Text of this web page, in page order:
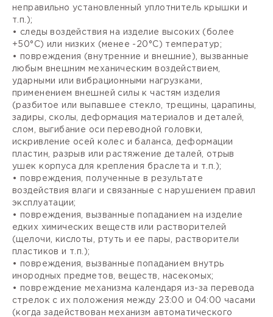
неправильно установленный уплотнитель крышки и
т.п.);
• следы воздействия на изделие высоких (более
+50°С) или низких (менее -20°С) температур;
• повреждения (внутренние и внешние), вызванные
любым внешним механическим воздействием,
ударными или вибрационными нагрузками,
применением внешней силы к частям изделия
(разбитое или выпавшее стекло, трещины, царапины,
задиры, сколы, деформация материалов и деталей,
слом, выгибание оси переводной головки,
искривление осей колес и баланса, деформации
пластин, разрыв или растяжение деталей, отрыв
ушек корпуса для крепления браслета и т.п.);
• повреждения, полученные в результате
воздействия влаги и связанные с нарушением правил
эксплуатации;
• повреждения, вызванные попаданием на изделие
едких химических веществ или растворителей
(щелочи, кислоты, ртуть и ее пары, растворители
пластиков и т.п.);
• повреждения, вызванные попаданием внутрь
инородных предметов, веществ, насекомых;
• повреждение механизма календаря из-за перевода
стрелок с их положения между 23:00 и 04:00 часами
(когда задействован механизм автоматического